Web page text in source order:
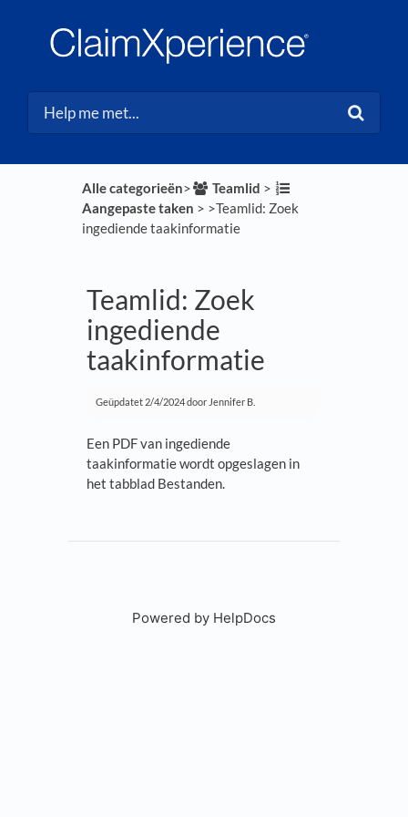
Alle categorieën​>​ ​Teamlid ​ > ​
Aangepaste taken ​ > ​ ​>​ Teamlid: Zoek
ingediende taakinformatie
Teamlid: Zoek
ingediende
taakinformatie
Geüpdatet 2/4/2024door Jennifer B.
Een PDF van ingediende
taakinformatie wordt opgeslagen in
het tabblad Bestanden.
Powered by HelpDocs